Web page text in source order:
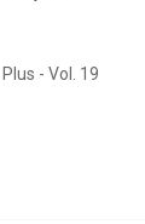
Mídia e Processo